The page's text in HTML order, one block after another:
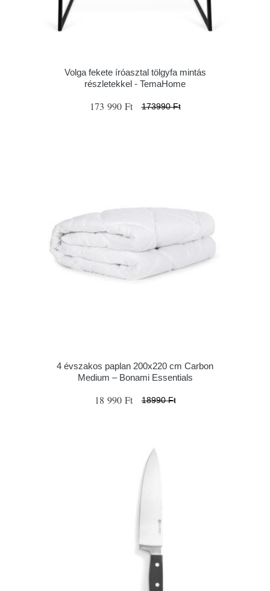
Volga fekete íróasztal tölgyfa mintás
részletekkel - TemaHome
173 990 Ft 173990 Ft
4 évszakos paplan 200x220 cm Carbon
Medium – Bonami Essentials
18 990 Ft 18990 Ft